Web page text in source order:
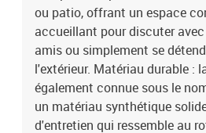
cmHauteur des accoudoirs à partir du
:Couleur : noirMatériau : résine
poudreDimensions : 55 x 55 x 37 cm (l
55 x 55 cm (l x P)Hauteur du siège à
:Couleur : noirMatériau : résine
verre trempéDimensions : 100 x 55 x
:Couleur : blanc crème Matériau de la
polyester)Matériau de remplissage du
ou patio, offrant un espace
accueillant pour discuter
amis ou simplement se
l'extérieur. Matériau durable :
également connue sous le
un matériau synthétique
d'entretien qui ressemble au